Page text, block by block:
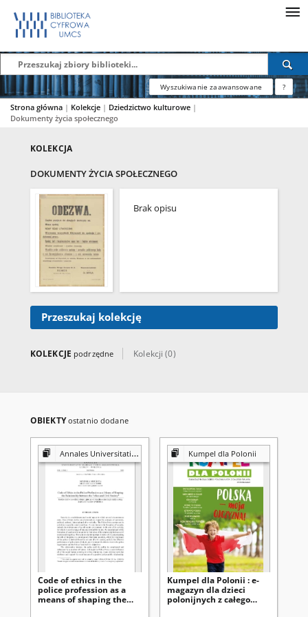
Wyszukiwanie zaawansowane ?
Strona główna | Kolekcje | Dziedzictwo kulturowe |
Dokumenty życia społecznego
KOLEKCJA
DOKUMENTY ŻYCIA SPOŁECZNEGO
Brak opisu
Przeszukaj kolekcję
KOLEKCJE podrzędne Kolekcji (0)
OBIEKTYostatnio dodane
Annales Universitatis Mariae Curie-Skłodowska. Sectio G, Ius
Code of ethics in the
police profession as a
means of shaping the
Kumpel dla Polonii
Kumpel dla Polonii : e-
magazyn dla dzieci
polonijnych z całego